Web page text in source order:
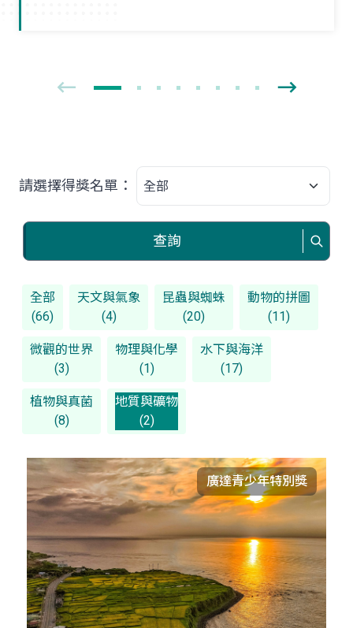
請選擇得獎名單：
查詢
全部
(66)
天文與氣象
(4)
昆蟲與蜘蛛
(20)
動物的拼圖
(11)
微觀的世界
(3)
物理與化學
(1)
水下與海洋
(17)
植物與真菌
(8)
地質與礦物
(2)
廣達青少年特別獎